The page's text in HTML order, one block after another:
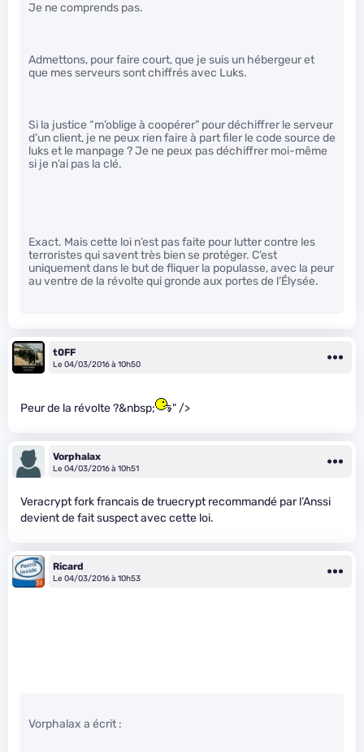
Je ne comprends pas.
Admettons, pour faire court, que je suis un hébergeur et
que mes serveurs sont chiffrés avec Luks.
Si la justice “m’oblige à coopérer” pour déchiffrer le serveur
d’un client, je ne peux rien faire à part filer le code source de
luks et le manpage ? Je ne peux pas déchiffrer moi-même
si je n’ai pas la clé.
Exact. Mais cette loi n’est pas faite pour lutter contre les
terroristes qui savent très bien se protéger. C’est
uniquement dans le but de fliquer la populasse, avec la peur
au ventre de la révolte qui gronde aux portes de l’Élysée.
t0FF
Le 04/03/2016 à 10h50
Peur de la révolte ?&nbsp; " />
Vorphalax
Le 04/03/2016 à 10h51
Veracrypt fork francais de truecrypt recommandé par l’Anssi
devient de fait suspect avec cette loi.
Ricard
Le 04/03/2016 à 10h53
Vorphalax a écrit :